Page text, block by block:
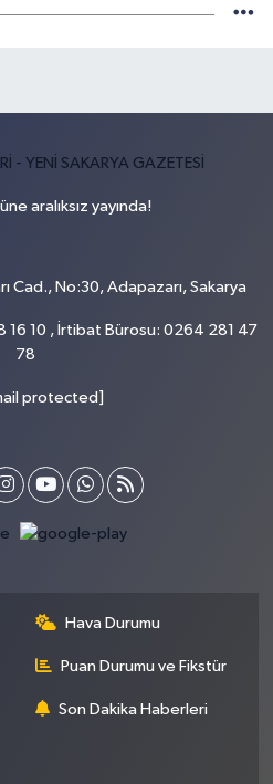
aralıksız yayında!
Cad., No:30, Adapazarı, Sakarya
10 , İrtibat Bürosu: 0264 281 47
78
protected]
Hava Durumu
Puan Durumu ve Fikstür
Son Dakika Haberleri